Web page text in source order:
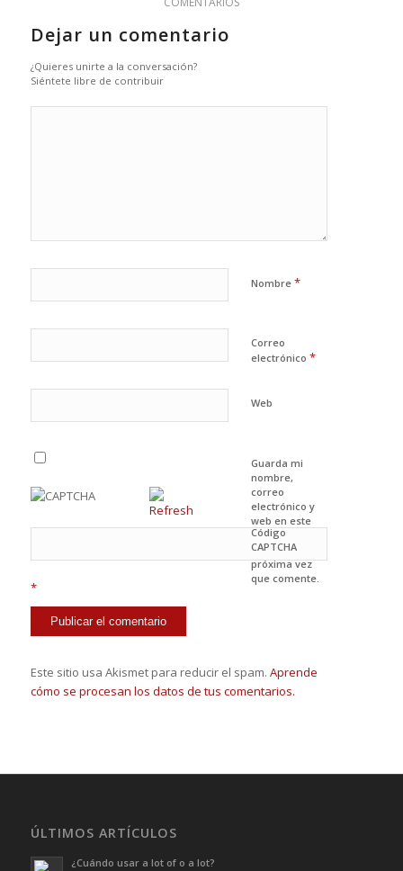
Dejar un comentario
¿Quieres unirte a la conversación?
Siéntete libre de contribuir
Nombre *
Correo
electrónico *
Web
Guarda mi
nombre,
correo
electrónico y
web en este
navegador
para la
próxima vez
que comente.
Código
CAPTCHA
*
Este sitio usa Akismet para reducir el spam. Aprende
cómo se procesan los datos de tus comentarios.
ÚLTIMOS ARTÍCULOS
¿Cuándo usar a lot of o a lot?